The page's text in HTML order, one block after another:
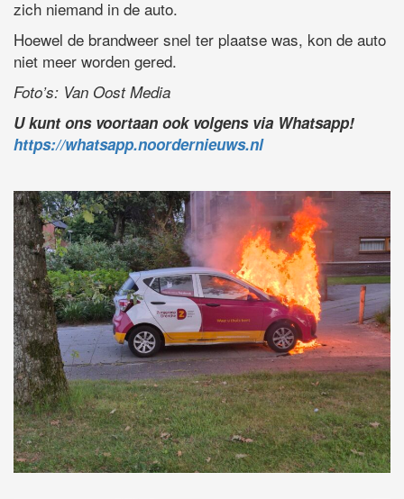
zich niemand in de auto.
Hoewel de brandweer snel ter plaatse was, kon de auto
niet meer worden gered.
Foto’s: Van Oost Media
U kunt ons voortaan ook volgens via Whatsapp!
https://whatsapp.noordernieuws.nl